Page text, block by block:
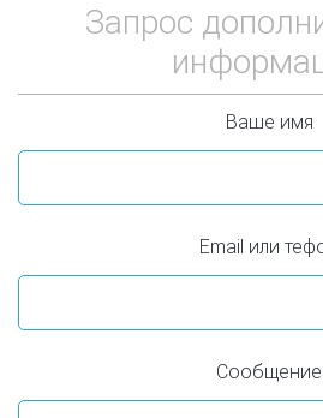
Запрос
Ваше имя
Email или
Сообщение